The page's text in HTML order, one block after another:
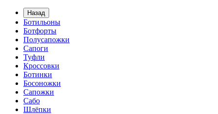
Назад
Ботильоны
Ботфорты
Полусапожки
Сапоги
Туфли
Кроссовки
Ботинки
Босоножки
Сапожки
Сабо
Шлёпки